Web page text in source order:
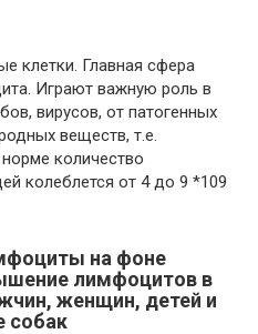
клетки. Главная сфера
Играют важную роль в
вирусов, от патогенных
веществ, т.е.
количество
колеблется от 4 до 9 *109
на фоне
лимфоцитов в
женщин, детей и
собак